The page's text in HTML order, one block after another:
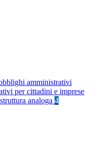
amministrativi
per cittadini e imprese
analoga 4